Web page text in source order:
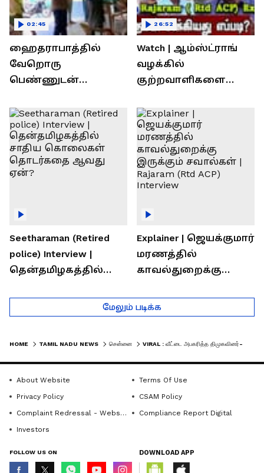
ஹைதராபாத்தில்
வேறொரு
பெண்ணுடன்
தலைவரை மடக்கி
பிடித்த மனைவி
02:45
Watch | ஆம்ஸ்ட்ராங்
வழக்கில்
குற்றவாளிகளை
காவல்துறை? / Rajaram
Rtd ACP Interview
26:52
Seetharaman (Retired
police) Interview |
தென்தமிழகத்தில்
தொடர்கதை ஆவது
ஏன்?
Explainer | ஜெயக்குமார்
மரணத்தில்
காவல்துறைக்கு
Rajaram (Rtd ACP)
Interview
மேலும் படிக்க
HOME TAMIL NADU NEWS சென்னை
About Website
Terms Of Use
Privacy Policy
CSAM Policy
Complaint Redressal - Website
Compliance Report Digital
Investors
FOLLOW US ON DOWNLOAD APP